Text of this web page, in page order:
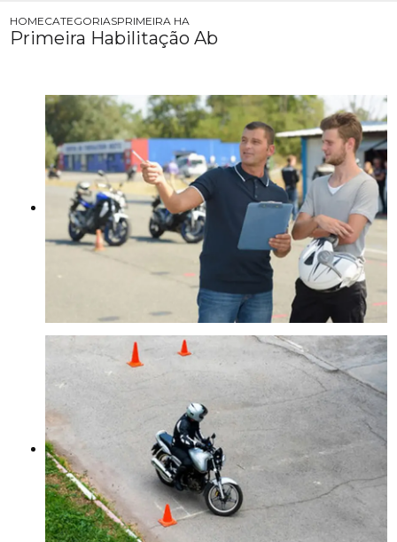
HOMECATEGORIASPRIMEIRA HABILITAÇÃO AB
Primeira Habilitação Ab